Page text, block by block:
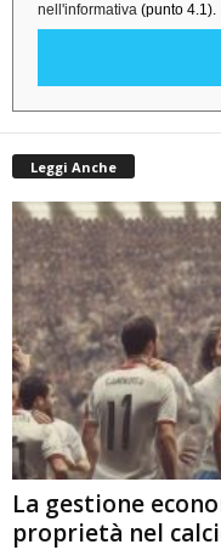
nell'informativa (punto 4.1).
Leggi Anche
La gestione
proprietà nel